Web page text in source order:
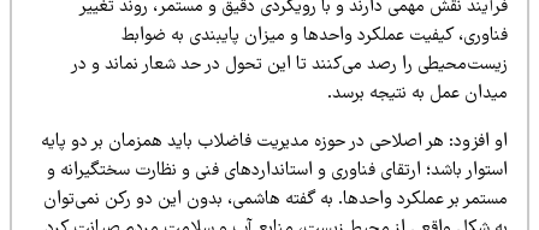
نقش مهمی دارند و با رویکردی دقیق و مستمر، روند تغییر
کیفیت عملکرد واحدها و میزان پایبندی به ضوابط
را رصد می‌کنند تا این تحول در حد شعار نماند و در
عمل به نتیجه برسد.
افزود: هر اصلاحی در حوزه مدیریت فاضلاب باید همزمان بر دو پایه
باشد؛ ارتقای فناوری و استانداردهای فنی و نظارت سختگیرانه و
بر عملکرد واحدها. به گفته هاشمی، بدون این دو رکن نمی‌توان